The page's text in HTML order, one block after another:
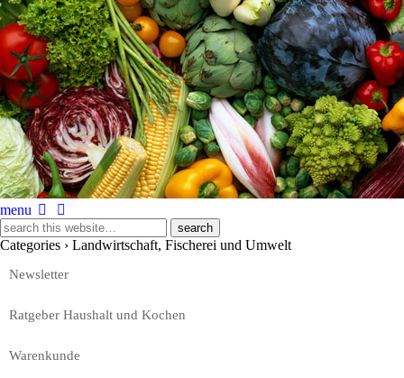
menu
Categories › Landwirtschaft, Fischerei und Umwelt
Newsletter
Ratgeber Haushalt und Kochen
Warenkunde